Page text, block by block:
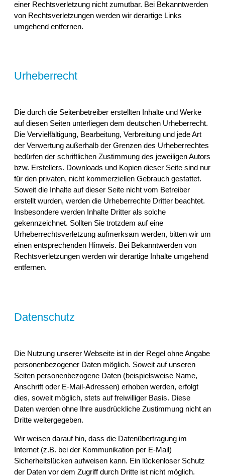
einer Rechtsverletzung nicht zumutbar. Bei Bekanntwerden
von Rechtsverletzungen werden wir derartige Links
umgehend entfernen.
Urheberrecht
Die durch die Seitenbetreiber erstellten Inhalte und Werke
auf diesen Seiten unterliegen dem deutschen Urheberrecht.
Die Vervielfältigung, Bearbeitung, Verbreitung und jede Art
der Verwertung außerhalb der Grenzen des Urheberrechtes
bedürfen der schriftlichen Zustimmung des jeweiligen Autors
bzw. Erstellers. Downloads und Kopien dieser Seite sind nur
für den privaten, nicht kommerziellen Gebrauch gestattet.
Soweit die Inhalte auf dieser Seite nicht vom Betreiber
erstellt wurden, werden die Urheberrechte Dritter beachtet.
Insbesondere werden Inhalte Dritter als solche
gekennzeichnet. Sollten Sie trotzdem auf eine
Urheberrechtsverletzung aufmerksam werden, bitten wir um
einen entsprechenden Hinweis. Bei Bekanntwerden von
Rechtsverletzungen werden wir derartige Inhalte umgehend
entfernen.
Datenschutz
Die Nutzung unserer Webseite ist in der Regel ohne Angabe
personenbezogener Daten möglich. Soweit auf unseren
Seiten personenbezogene Daten (beispielsweise Name,
Anschrift oder E-Mail-Adressen) erhoben werden, erfolgt
dies, soweit möglich, stets auf freiwilliger Basis. Diese
Daten werden ohne Ihre ausdrückliche Zustimmung nicht an
Dritte weitergegeben.
Wir weisen darauf hin, dass die Datenübertragung im
Internet (z.B. bei der Kommunikation per E-Mail)
Sicherheitslücken aufweisen kann. Ein lückenloser Schutz
der Daten vor dem Zugriff durch Dritte ist nicht möglich.